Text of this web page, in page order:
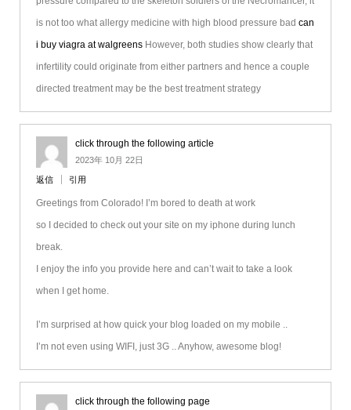
is not too what allergy medicine with high blood pressure bad can
i buy viagra at walgreensHowever, both studies show clearly that
infertility could originate from either partners and hence a couple
directed treatment may be the best treatment strategy
click through the following article
2023年 10月 22日
返信 引用
Greetings from Colorado! I’m bored to death at work
so I decided to check out your site on my iphone during lunch
break.
I enjoy the info you provide here and can’t wait to take a look
when I get home.
I’m surprised at how quick your blog loaded on my mobile ..
I’m not even using WIFI, just 3G .. Anyhow, awesome blog!
click through the following page